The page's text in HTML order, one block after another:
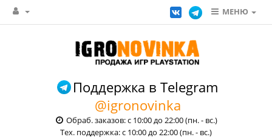
МЕНЮ
Поддержка в Telegram
@igronovinka
Обраб. заказов: с 10:00 до 22:00 (пн. - вс.)
Тех. поддержка: с 10:00 до 22:00 (пн. - вс.)